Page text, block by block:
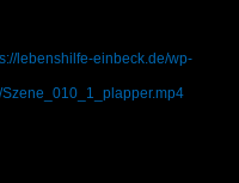
lebenshilfe-einbeck.de/wp-